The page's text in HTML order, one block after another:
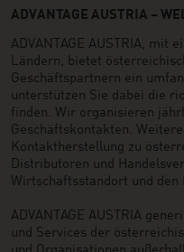
ADVANTAGE AUSTRIA –
ADVANTAGE AUSTRIA, mit
Ländern, bietet
Geschäftspartnern ein
unterstützen Sie dabei die
finden. Wir organisieren
Geschäftskontakten. Weitere
Kontaktherstellung zu
Distributoren und
Wirtschaftsstandort und
ADVANTAGE AUSTRIA
und Services der